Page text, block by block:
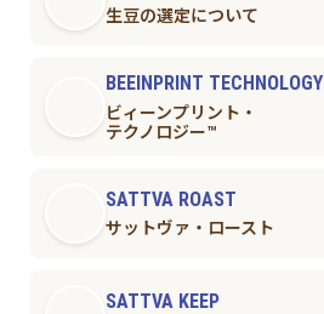
生豆の選定について
BEEINPRINT TECHNOLOGY
ビィーンプリント・
テクノロジー™︎
SATTVA ROAST
サットヴァ・ロースト
SATTVA KEEP